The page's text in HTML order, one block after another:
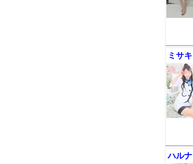
ミサキ
ハルナ